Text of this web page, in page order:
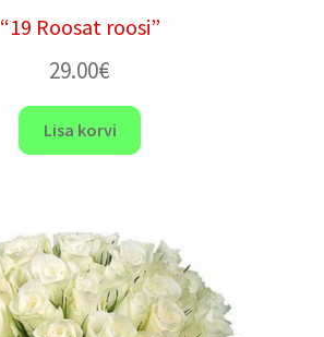
“19 Roosat roosi”
29.00€
Lisa korvi